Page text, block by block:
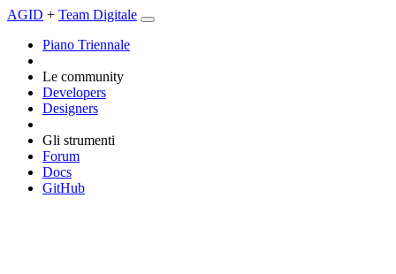
AGID + Team Digitale
Piano Triennale
Le community
Developers
Designers
Gli strumenti
Forum
Docs
GitHub